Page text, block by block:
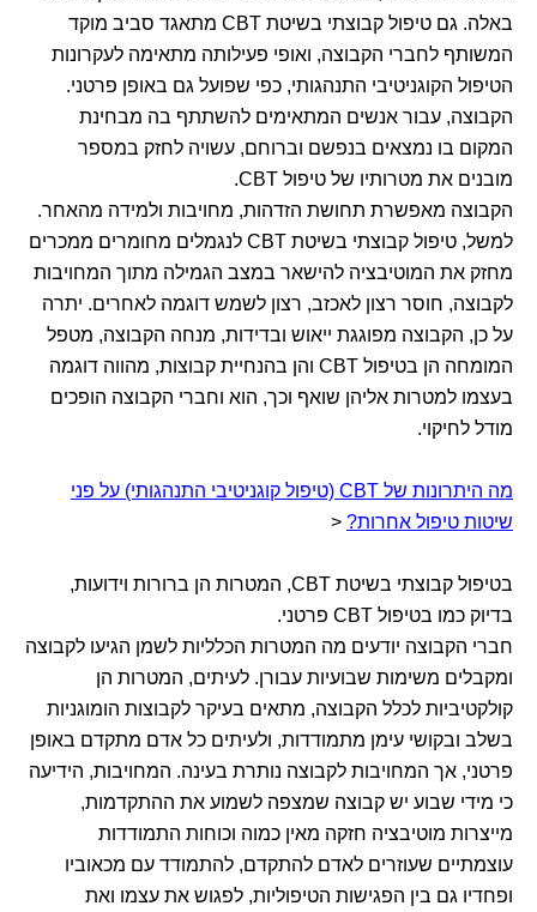
באלה. גם טיפול קבוצתי בשיטת CBT מתאגד סביב מוקד
המשותף לחברי הקבוצה, ואופי פעילותה מתאימה לעקרונות
הטיפול הקוגניטיבי התנהגותי, כפי שפועל גם באופן פרטני.
הקבוצה, עבור אנשים המתאימים להשתתף בה מבחינת
המקום בו נמצאים בנפשם וברוחם, עשויה לחזק במספר
מובנים את מטרותיו של טיפול CBT.
הקבוצה מאפשרת תחושת הזדהות, מחויבות ולמידה מהאחר.
למשל, טיפול קבוצתי בשיטת CBT לנגמלים מחומרים ממכרים
מחזק את המוטיבציה להישאר במצב הגמילה מתוך המחויבות
לקבוצה, חוסר רצון לאכזב, רצון לשמש דוגמה לאחרים. יתרה
על כן, הקבוצה מפוגגת ייאוש ובדידות, מנחה הקבוצה, מטפל
המומחה הן בטיפול CBT והן בהנחיית קבוצות, מהווה דוגמה
בעצמו למטרות אליהן שואף וכך, הוא וחברי הקבוצה הופכים
מודל לחיקוי.
מה היתרונות של CBT (טיפול קוגניטיבי התנהגותי) על פני
שיטות טיפול אחרות? <
בטיפול קבוצתי בשיטת CBT, המטרות הן ברורות וידועות,
בדיוק כמו בטיפול CBT פרטני.
חברי הקבוצה יודעים מה המטרות הכלליות לשמן הגיעו לקבוצה
ומקבלים משימות שבועיות עבורן. לעיתים, המטרות הן
קולקטיביות לכלל הקבוצה, מתאים בעיקר לקבוצות הומוגניות
בשלב ובקושי עימן מתמודדות, ולעיתים כל אדם מתקדם באופן
פרטני, אך המחויבות לקבוצה נותרת בעינה. המחויבות, הידיעה
כי מידי שבוע יש קבוצה שמצפה לשמוע את ההתקדמות,
מייצרות מוטיבציה חזקה מאין כמוה וכוחות התמודדות
עוצמתיים שעוזרים לאדם להתקדם, להתמודד עם מכאוביו
ופחדיו גם בין הפגישות הטיפוליות, לפגוש את עצמו ואת